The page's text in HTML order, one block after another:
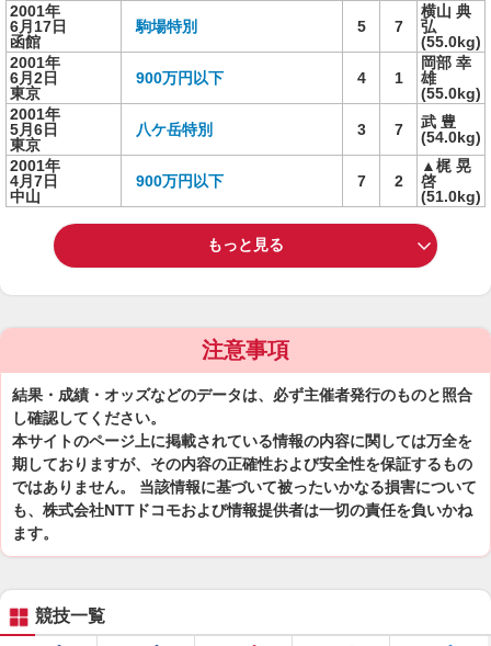
2001年
6月17日
函館
駒場特別 5 7
横山 典
弘
(55.0kg)
2001年
6月2日
東京
900万円以下 4 1
岡部 幸
雄
(55.0kg)
2001年
5月6日
東京
八ケ岳特別 3 7
武 豊
(54.0kg)
2001年
4月7日
中山
900万円以下 7 2
▲梶 晃
啓
(51.0kg)
もっと見る
注意事項
結果・成績・オッズなどのデータは、必ず主催者発行のものと照合
し確認してください。
本サイトのページ上に掲載されている情報の内容に関しては万全を
期しておりますが、その内容の正確性および安全性を保証するもの
ではありません。 当該情報に基づいて被ったいかなる損害について
も、株式会社NTTドコモおよび情報提供者は一切の責任を負いかね
ます。
競技一覧